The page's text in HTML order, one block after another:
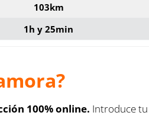
103km
1h y 25min
?
100% online. Introduce